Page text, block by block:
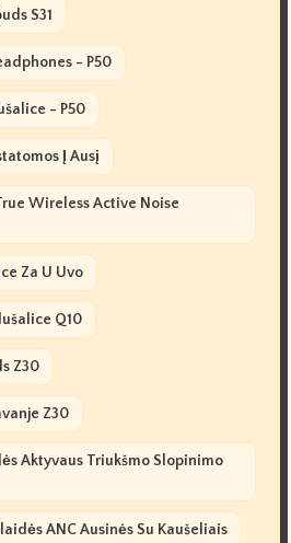
S31
- P50
- P50
Į Ausį
Wireless Active Noise
Za U Uvo
Q10
Z30
Z30
Aktyvaus Triukšmo Slopinimo
ANC Ausinės Su Kaušeliais